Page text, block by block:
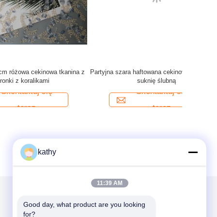
Obrus ​​80 jardów z różowego haftu z koralików
Skontaktuj się
teraz
Napisz do nas
kathy
11:39 AM
Good day, what product are you looking
for?